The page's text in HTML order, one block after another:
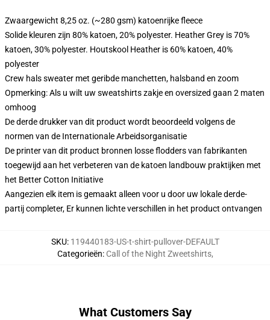
Zwaargewicht 8,25 oz. (~280 gsm) katoenrijke fleece
Solide kleuren zijn 80% katoen, 20% polyester. Heather Grey is 70%
katoen, 30% polyester. Houtskool Heather is 60% katoen, 40%
polyester
Crew hals sweater met geribde manchetten, halsband en zoom
Opmerking: Als u wilt uw sweatshirts zakje en oversized gaan 2 maten
omhoog
De derde drukker van dit product wordt beoordeeld volgens de
normen van de Internationale Arbeidsorganisatie
De printer van dit product bronnen losse flodders van fabrikanten
toegewijd aan het verbeteren van de katoen landbouw praktijken met
het Better Cotton Initiative
Aangezien elk item is gemaakt alleen voor u door uw lokale derde-
partij completer, Er kunnen lichte verschillen in het product ontvangen
SKU: 119440183-US-t-shirt-pullover-DEFAULT
Categorieën: Call of the Night Zweetshirts,
What Customers Say